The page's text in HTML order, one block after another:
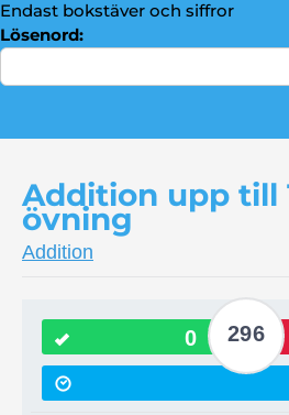
Endast bokstäver och siffror
Lösenord:
Addition upp till
övning
Addition
296
0